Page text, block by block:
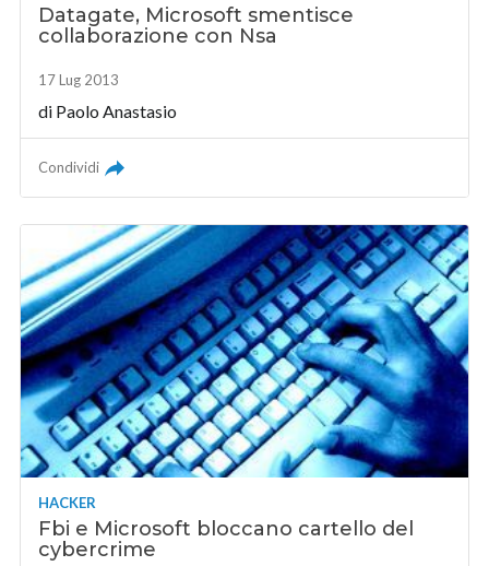
Datagate, Microsoft smentisce
collaborazione con Nsa
17 Lug 2013
di Paolo Anastasio
Condividi
HACKER
Fbi e Microsoft bloccano cartello del
cybercrime